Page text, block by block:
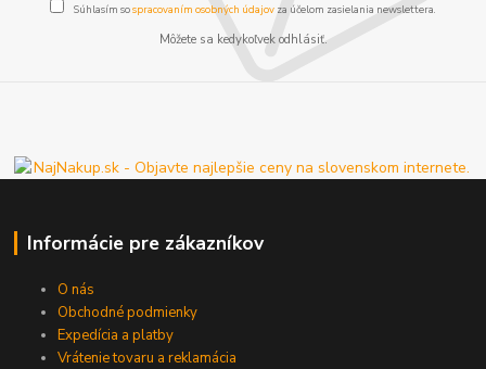
Súhlasím sospracovaním osobných údajov za účelom zasielania newslettera.
Môžete sa kedykoľvek odhlásiť.
Informácie pre zákazníkov
O nás
Obchodné podmienky
Expedícia a platby
Vrátenie tovaru a reklamácia